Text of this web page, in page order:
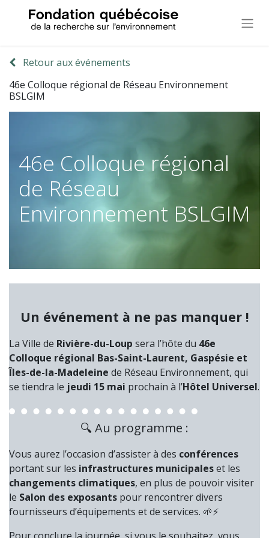
Retour aux événements
46e Colloque régional de Réseau Environnement
BSLGIM
46e Colloque régional
de Réseau
Environnement BSLGIM
Un événement à ne pas manquer !
La Ville de Rivière-du-Loup sera l’hôte du 46e
Colloque régional Bas-Saint-Laurent, Gaspésie et
Îles-de-la-Madeleine de Réseau Environnement, qui
se tiendra le jeudi 15 mai prochain à l’Hôtel Universel.
🔍 Au programme :
Vous aurez l’occasion d’assister à des conférences
portant sur les infrastructures municipaleset les
changements climatiques, en plus de pouvoir visiter
le Salon des exposants pour rencontrer divers
fournisseurs d’équipements et de services. 🌱⚡